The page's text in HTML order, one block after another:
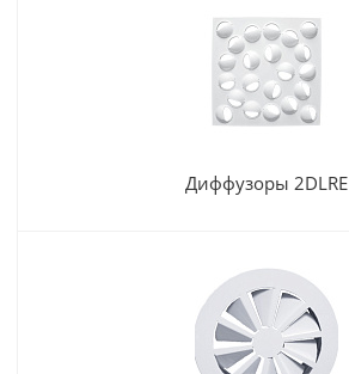
Диффузоры 2DLRE